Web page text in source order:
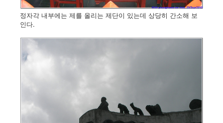
정자각 내부에는 제를 올리는 제단이 있는데 상당히 간소해 보
인다.